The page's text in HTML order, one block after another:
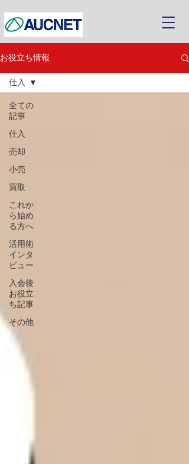
お役立ち情報
全ての
記事
仕入
売却
小売
買取
これか
ら始め
る方へ
活用術
インタ
ビュー
入会後
お役立
ち記事
その他
仕入